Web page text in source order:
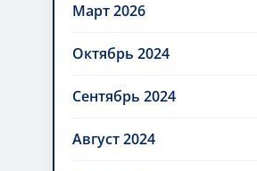
Март 2026
Октябрь 2024
Сентябрь 2024
Август 2024